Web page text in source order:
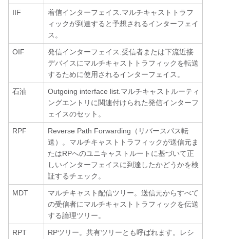
IIF
着信インターフェイス.マルチキャストトラフ
ィックが到達すると予想されるインターフェイ
ス。
OIF
発信インターフェイス.受信者または下流近接
デバイスにマルチキャストトラフィックを転送
するために使用されるインターフェイス。
石油
Outgoing interface list.マルチキャストルーティ
ングエントリに関連付けられた発信インターフ
ェイスのセット。
RPF
Reverse Path Forwarding（リバースパス転
送）。マルチキャストトラフィックが送信元ま
たはRPへのユニキャストルートに基づいて正
しいインターフェイスに到達したかどうかを検
証するチェック。
MDT
マルチキャスト配信ツリー。送信元からすべて
の受信者にマルチキャストトラフィックを伝送
する論理ツリー。
RPT
RPツリー。共有ツリーとも呼ばれます。レシ